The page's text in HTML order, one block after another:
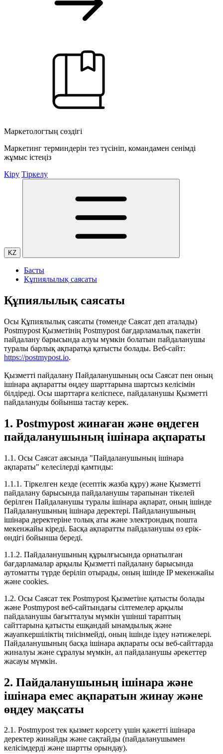
Маркетологтың сөздігі
Маркетинг терминдерін тез түсініп, командамен сенімді
жұмыс істеңіз
Кіру Тіркелу
KZ
Басты
Құпиялылық саясаты
Құпиялылық саясаты
Осы Құпиялылық саясаты (төменде Саясат деп аталады)
Postmypost Қызметінің Postmypost бағдарламалық пакетін
пайдалану барысында алуы мүмкін болатын пайдаланушы
туралы барлық ақпаратқа қатысты болады. Веб-сайт:
https://postmypost.io.
Қызметті пайдалану Пайдаланушының осы Саясат пен оның
ішінара ақпаратты өңдеу шарттарына шартсыз келісімін
білдіреді. Осы шарттарға келіспесе, пайдаланушы Қызметті
пайдалануды бойынша тастау керек.
1. Postmypost жинаған және өңдеген
пайдаланушының ішінара ақпараты
1.1. Осы Саясат аясында "Пайдаланушының ішінара
ақпараты" келесілерді қамтиды:
1.1.1. Тіркелген кезде (есептік жазба құру) және Қызметті
пайдалану барысында пайдаланушы тарапынан тікелей
берілген Пайдаланушы туралы ішінара ақпарат, оның ішінде
Пайдаланушының ішінара деректері. Пайдаланушының
ішінара деректеріне толық аты және электрондық пошта
мекенжайы кіреді. Басқа ақпаратты пайдаланушы өз ерік-
өндігі бойынша береді.
1.1.2. Пайдаланушының құрылғысында орнатылған
бағдарламалар арқылы Қызметті пайдалану барысында
аутоматты түрде беріліп отырады, оның ішінде IP мекенжайы
және cookies.
1.2. Осы Саясат тек Postmypost Қызметіне қатысты болады
және Postmypost веб-сайтындағы сілтемелер арқылы
пайдаланушы бағытталуы мүмкін үшінші тараптың
сайттарына қатысты ешқандай ынамдылық және
жауапкершіліктің тиісінмейді, оның ішінде іздеу нәтижелері.
Пайдаланушының басқа ішінара ақпараты осы веб-сайттарда
жиналуы және сұралуы мүмкін, ал пайдаланушы әрекеттер
жасауы мүмкін.
2. Пайдаланушының ішінара және
ішінара емес ақпаратын жинау және
өңдеу мақсаты
2.1. Postmypost тек қызмет көрсету үшін қажетті ішінара
деректер жинайды және сақтайды (пайдаланушымен
келісімдерді және шартты орындау).